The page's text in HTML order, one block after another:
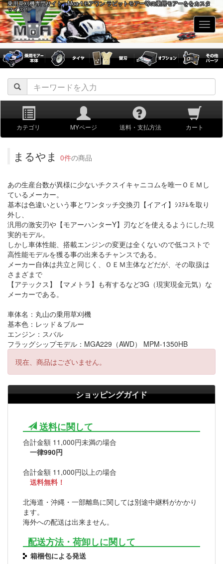
乗用草刈機専門サイト：Moa-1モアワン ラビットモアー等の乗用モアーををカスタ
マイズ！
カテゴリ MYページ 送料・支払方法 カート
まるやま 0件の商品
あの生産台数が異様に少ないチクスイキャニコムを唯一ＯＥＭし
ているメーカー。
基本は色違いという事とワンタッチ交換刃【イアイ】ｼｽﾃﾑを取り
外し、
汎用の激安刃や【モアーハンターY】刃などを使えるようにした現
実的モデル。
しかし車体性能、搭載エンジンの変更は全くないので低コストで
高性能モデルを獲る事の出来るチャンスである。
メーカー自体は共立と同じく、ＯＥＭ主体などだが、その取扱は
さまざまで
【アテックス】【マメトラ】も有するなど3G（現実現金元気）な
メーカーである。
車体名：丸山の乗用草刈機
基本色：レッド＆ブルー
エンジン：スバル
フラッグシップモデル：MGA229（AWD） MPM-1350HB
現在、商品はございません。
ショッピングガイド
送料に関して
合計金額 11,000円未満の場合
一律990円
合計金額 11,000円以上の場合
送料無料！
北海道・沖縄・一部離島に関しては別途中継料がかかり
ます。
海外への配送は出来ません。
配送方法・荷卸しに関して
箱梱包による発送